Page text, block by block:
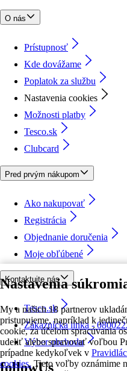
Nastavenia
My a našich 18 partnerov
pristupujeme, napríklad k
cookie, za účelom spracúvania
udeliť alebo spravovať voľbou
prípadne kedykoľvek v
cookies. Tieto voľby oznámime
O nás
Prístupnosť
Kde dovážame
Poplatok za službu
Nastavenia cookies
Možnosti platby
Tesco.sk
Clubcard
Pred prvým nákupom
Ako nakupovať
Registrácia
Objednanie doručenia
Moje obľúbené
Kontaktujte nás
Tesco.sk
Zákaznícka linka -
Výber obchodu
followUs